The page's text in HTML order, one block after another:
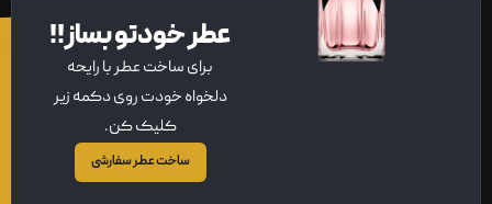
عطر خودتو بساز!!
برای ساخت عطر با رایحه
دلخواه خودت روی دکمه زیر
کلیک کن.
ساخت عطر سفارشی